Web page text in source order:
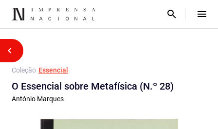
Coleção Essencial
O Essencial sobre Metafísica (N.º 28)
António Marques